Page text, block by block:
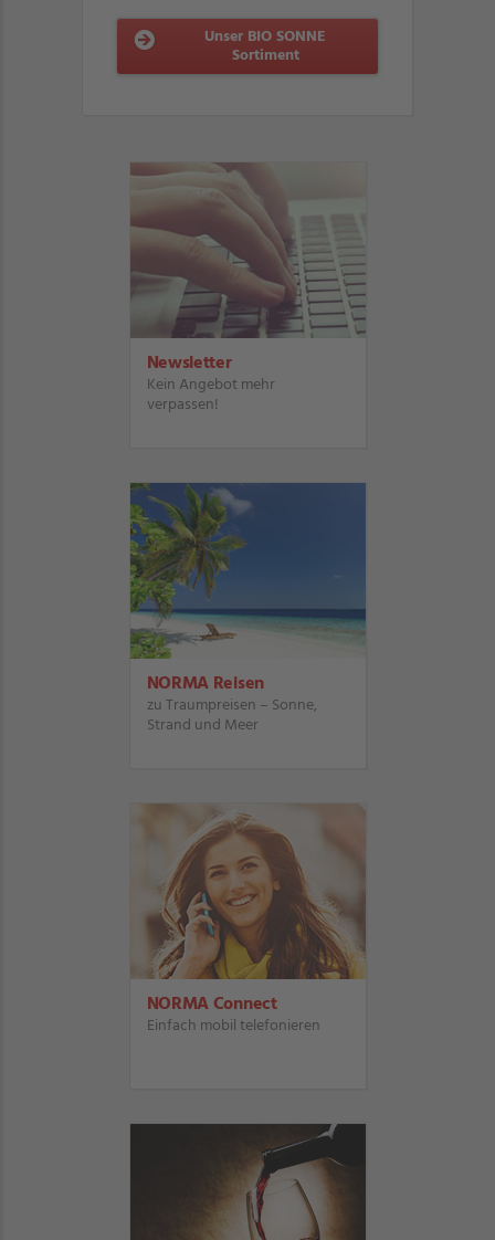
Unser BIO SONNE
Sortiment
Newsletter
Kein Angebot mehr
verpassen!
NORMA Reisen
zu Traumpreisen – Sonne,
Strand und Meer
NORMA Connect
Einfach mobil telefonieren